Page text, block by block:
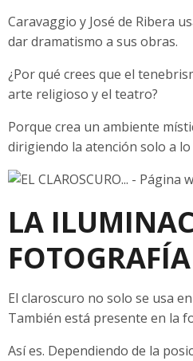
Caravaggio y José de Ribera
dar dramatismo a sus obras.
¿Por qué crees que el
arte religioso y el teatro?
Porque crea un ambiente
dirigiendo la atención solo a lo
LA
El claroscuro no solo se usa
También está presente en la
Así es. Dependiendo de la